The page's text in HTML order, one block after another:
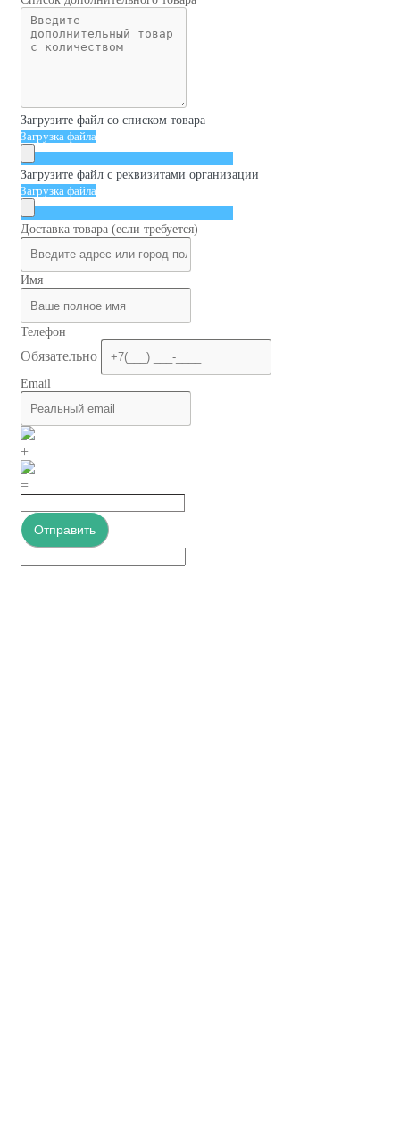
Загрузите файл со списком товара
Загрузка файла
Загрузите файл с реквизитами организации
Загрузка файла
Доставка товара (если требуется)
Имя
Телефон
Обязательно
Email
+
=
Отправить